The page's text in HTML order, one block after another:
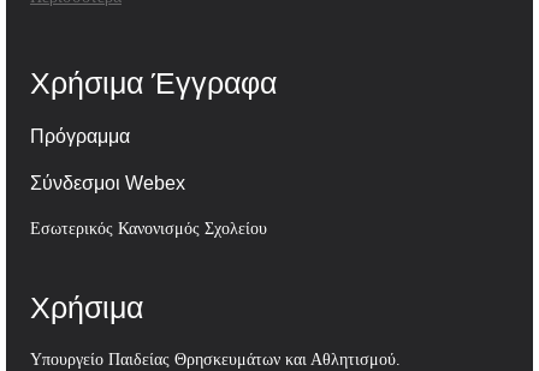
Χρήσιμα Έγγραφα
Πρόγραμμα
Σύνδεσμοι Webex
Εσωτερικός Κανονισμός Σχολείου
Χρήσιμα
Υπουργείο Παιδείας Θρησκευμάτων και Αθλητισμού.